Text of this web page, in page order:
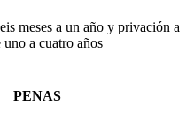
meses a un año y privación a
a cuatro años
PENAS